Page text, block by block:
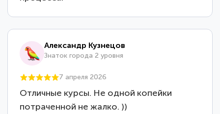
Александр Кузнецов
Знаток города 2 уровня
7 апреля 2026
Отличные курсы. Не одной копейки
потраченной не жалко. ))